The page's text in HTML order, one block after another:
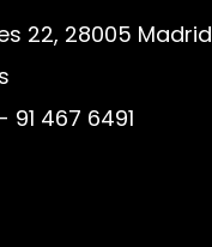
22, 28005 Madrid
- 91 467 6491